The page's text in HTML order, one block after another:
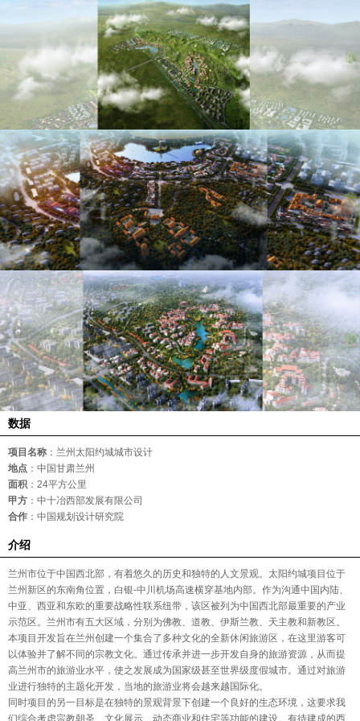
数据
项目名称 ：兰州太阳约城城市设计
地点 ：中国甘肃兰州
面积 ：24平方公里
甲方 ：中十冶西部发展有限公司
合作 ：中国规划设计研究院
介绍
兰州市位于中国西北部，有着悠久的历史和独特的人文景观。太阳约城项目位于
兰州新区的东南角位置，白银-中川机场高速横穿基地内部。作为沟通中国内陆、
中亚、西亚和东欧的重要战略性联系纽带，该区被列为中国西北部最重要的产业
示范区。兰州市有五大区域，分别为佛教、道教、伊斯兰教、天主教和新教区。
本项目开发旨在兰州创建一个集合了多种文化的全新休闲旅游区，在这里游客可
以体验并了解不同的宗教文化。通过传承并进一步开发自身的旅游资源，从而提
高兰州市的旅游业水平，使之发展成为国家级甚至世界级度假城市。通过对旅游
业进行独特的主题化开发，当地的旅游业将会越来越国际化。
同时项目的另一目标是在独特的景观背景下创建一个良好的生态环境，这要求我
们综合考虑宗教朝圣、文化展示、动态商业和住宅等功能的建设。有待建成的西